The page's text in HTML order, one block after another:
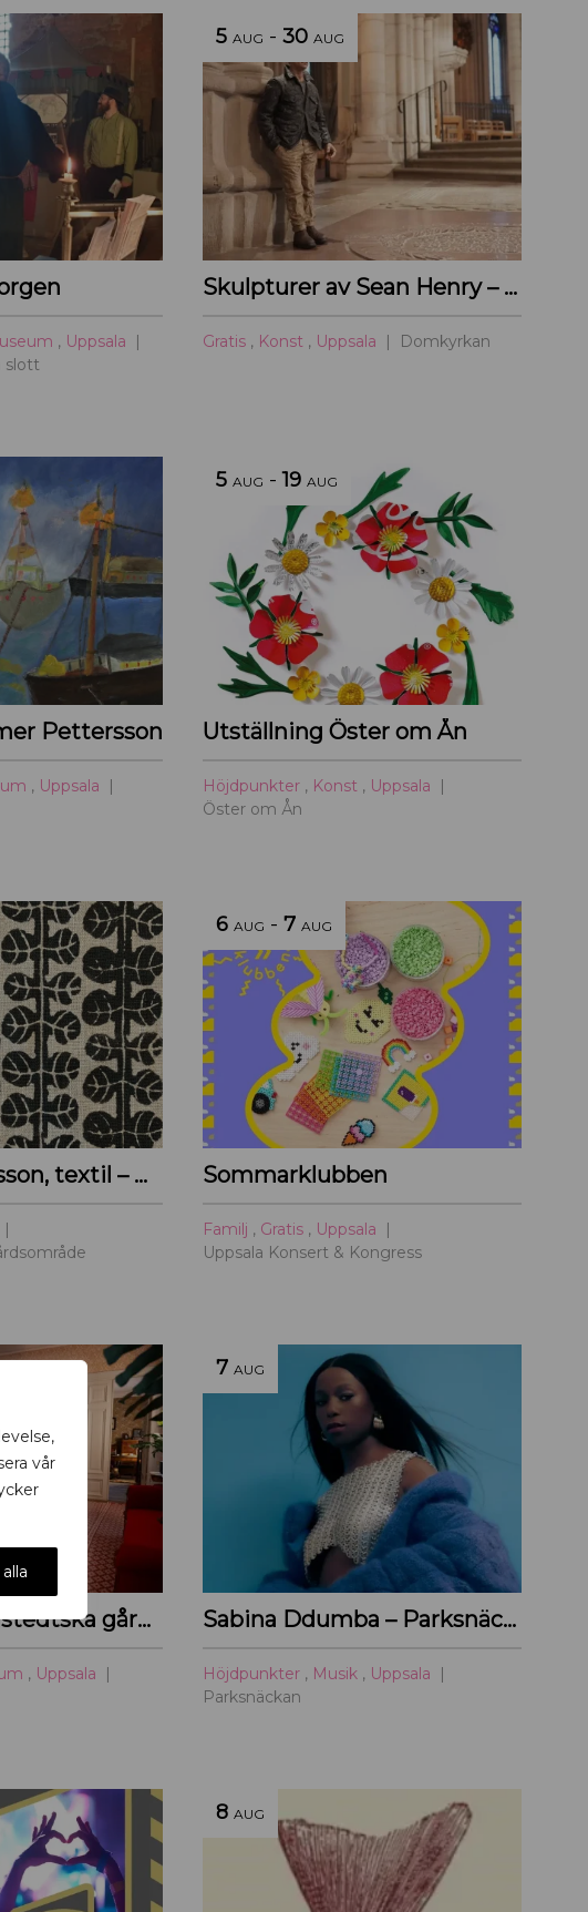
vår
, Uppsala
slott
5 AUG - 30 AUG
Skulpturer av Sean Henry – Domkyrkan
Gratis , Konst , Uppsala Domkyrkan
Pettersson
, Uppsala
5 AUG -19 AUG
Utställning Öster om Ån
Höjdpunkter , Konst , Uppsala
Öster om Ån
Helena Bengtsson, textil – Österbybruks herrgårdsområde
6 AUG - 7 AUG
Sommarklubben
Familj , Gratis , Uppsala
Uppsala Konsert & Kongress
Visning: Walmstedtska gården
, Uppsala
7 AUG
Sabina Ddumba – Parksnäckan – 2026
Höjdpunkter , Musik , Uppsala
Parksnäckan
8 AUG